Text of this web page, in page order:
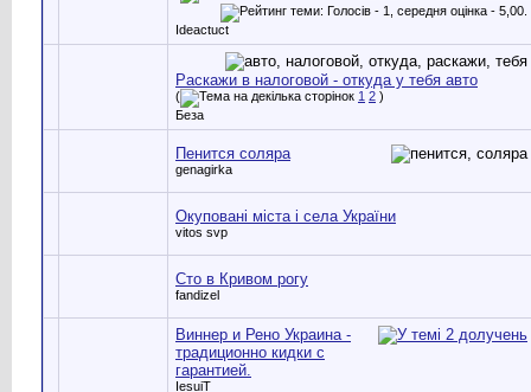
Ideactuct
Раскажи в налоговой - откуда у тебя авто
( 1 2 )
Беза
Пенится соляра
genagirka
Окуповані міста і села України
vitos svp
Сто в Кривом рогу
fandizel
Виннер и Рено Украина -
традиционно кидки с
гарантией.
IesuiT